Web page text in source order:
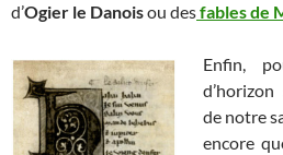
d’Ogier le Danoisou desfables de
Enfin,
de notre
encore